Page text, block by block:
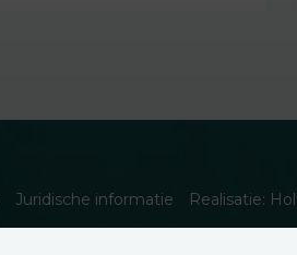
Juridische informatie Realisatie: